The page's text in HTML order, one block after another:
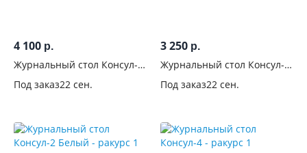
4 100 р.
Журнальный стол Консул-4
Под заказ22 сен.
3 250 р.
Журнальный стол Консул-2
Под заказ22 сен.
Материал
столешницы
63